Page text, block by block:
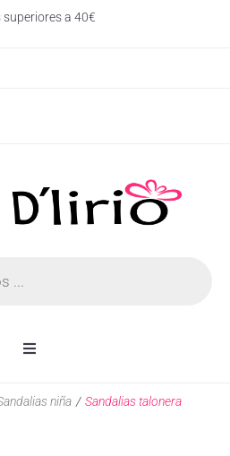
superiores a 40€
Inicio
niña / Sandalias talonera